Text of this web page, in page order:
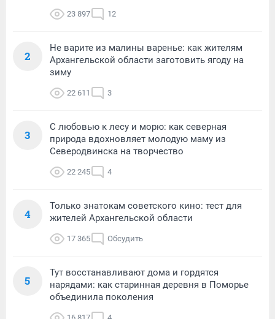
23 897 12
2
Не варите из малины варенье: как жителям
Архангельской области заготовить ягоду на
зиму
22 611 3
3
С любовью к лесу и морю: как северная
природа вдохновляет молодую маму из
Северодвинска на творчество
22 245 4
4
Только знатокам советского кино: тест для
жителей Архангельской области
17 365 Обсудить
5
Тут восстанавливают дома и гордятся
нарядами: как старинная деревня в Поморье
объединила поколения